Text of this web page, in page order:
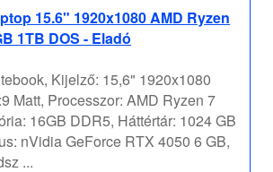
15.6" 1920x1080 AMD Ryzen
1TB DOS - Eladó
Kijelző: 15,6" 1920x1080
Matt, Processzor: AMD Ryzen 7
16GB DDR5, Háttértár: 1024 GB
nVidia GeForce RTX 4050 6 GB,
...